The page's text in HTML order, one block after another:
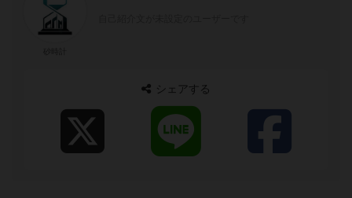
シェアする